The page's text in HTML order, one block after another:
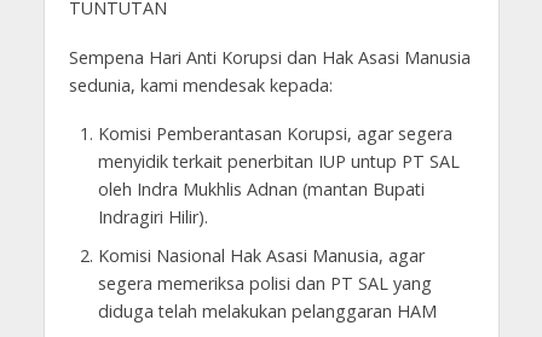
TUNTUTAN
Sempena Hari Anti Korupsi dan Hak Asasi Manusia
sedunia, kami mendesak kepada:
Komisi Pemberantasan Korupsi, agar segera
menyidik terkait penerbitan IUP untup PT SAL
oleh Indra Mukhlis Adnan (mantan Bupati
Indragiri Hilir).
Komisi Nasional Hak Asasi Manusia, agar
segera memeriksa polisi dan PT SAL yang
diduga telah melakukan pelanggaran HAM